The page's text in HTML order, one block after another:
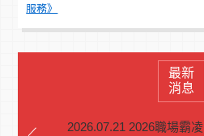
服務》
最新
消息
2026.07.21 2026職場霸